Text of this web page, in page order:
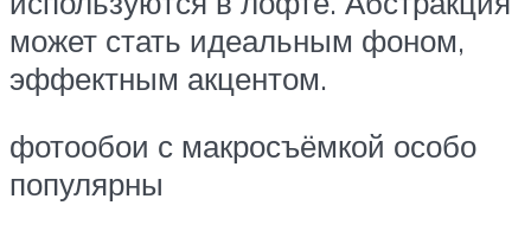
может стать идеальным фоном,
эффектным акцентом.
фотообои с макросъёмкой особо
популярны